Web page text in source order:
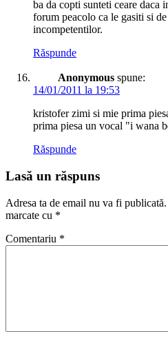
ba da copti sunteti ceare daca
forum peacolo ca le gasiti si
incompetentilor.
Răspunde
Anonymous spune:
14/01/2011 la 19:53
kristofer zimi si mie prima
prima piesa un vocal "i wana
Răspunde
Lasă un răspuns
Adresa ta de email nu va fi publicată.
marcate cu *
Comentariu *